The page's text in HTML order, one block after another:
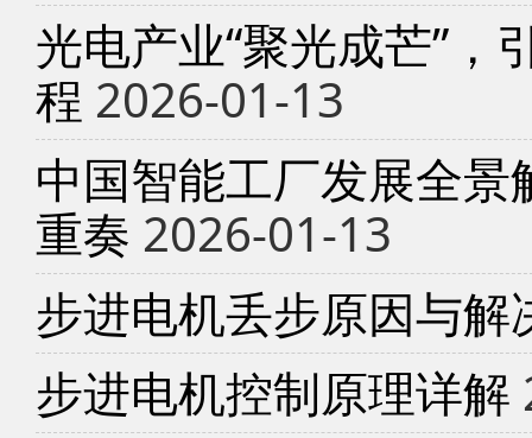
光电产业“聚光成芒”，
程 2026-01-13
中国智能工厂发展全
重奏 2026-01-13
步进电机丢步原因与解
步进电机控制原理详解